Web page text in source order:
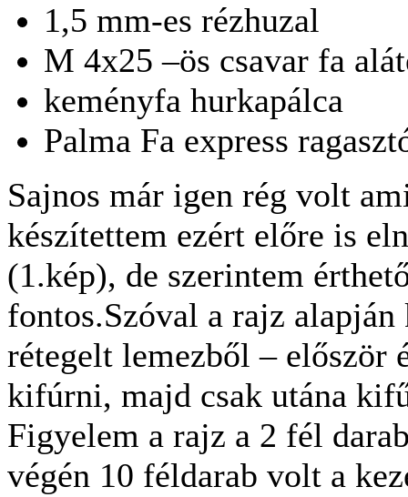
1,5 mm-es rézhuzal
M 4x25 –ös csavar fa
keményfa hurkapálca
Palma Fa express
Sajnos már igen rég volt
készítettem ezért előre is
(1.kép), de szerintem
fontos.Szóval a rajz
rétegelt lemezből – először
kifúrni, majd csak utána
Figyelem a rajz a 2 fél
végén 10 féldarab volt a